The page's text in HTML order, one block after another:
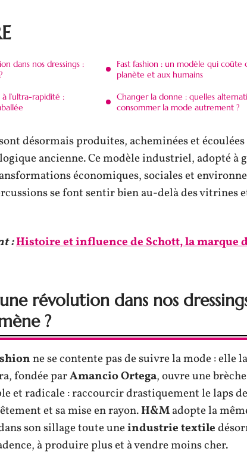
dans nos dressings :
l’ultra-rapidité :
Fast fashion : un modèle qui coûte
planète et aux humains
Changer la donne : quelles
consommer la mode autrement ?
désormais produites, acheminées et écoulées
ancienne. Ce modèle industriel, adopté à
économiques, sociales et
se font sentir bien au-delà des vitrines
:Histoire et influence de Schott, la marque
révolution dans nos
?
ne se contente pas de suivre la mode : elle
fondée parAmancio Ortega, ouvre une
et radicale : raccourcir drastiquement le laps
et sa mise en rayon.H&Madopte la
son sillage toute uneindustrie textile
à produire plus et à vendre moins cher.